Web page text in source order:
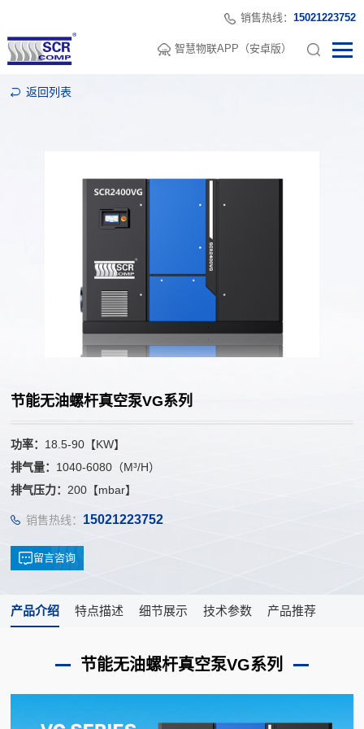
销售热线： 15021223752
智慧物联APP（安卓版）
返回列表
节能无油螺杆真空泵VG系列
功率： 18.5-90【KW】
排气量： 1040-6080（M³/H）
排气压力： 200【mbar】
销售热线： 15021223752
留言咨询
产品介绍 特点描述 细节展示 技术参数 产品推荐
节能无油螺杆真空泵VG系列